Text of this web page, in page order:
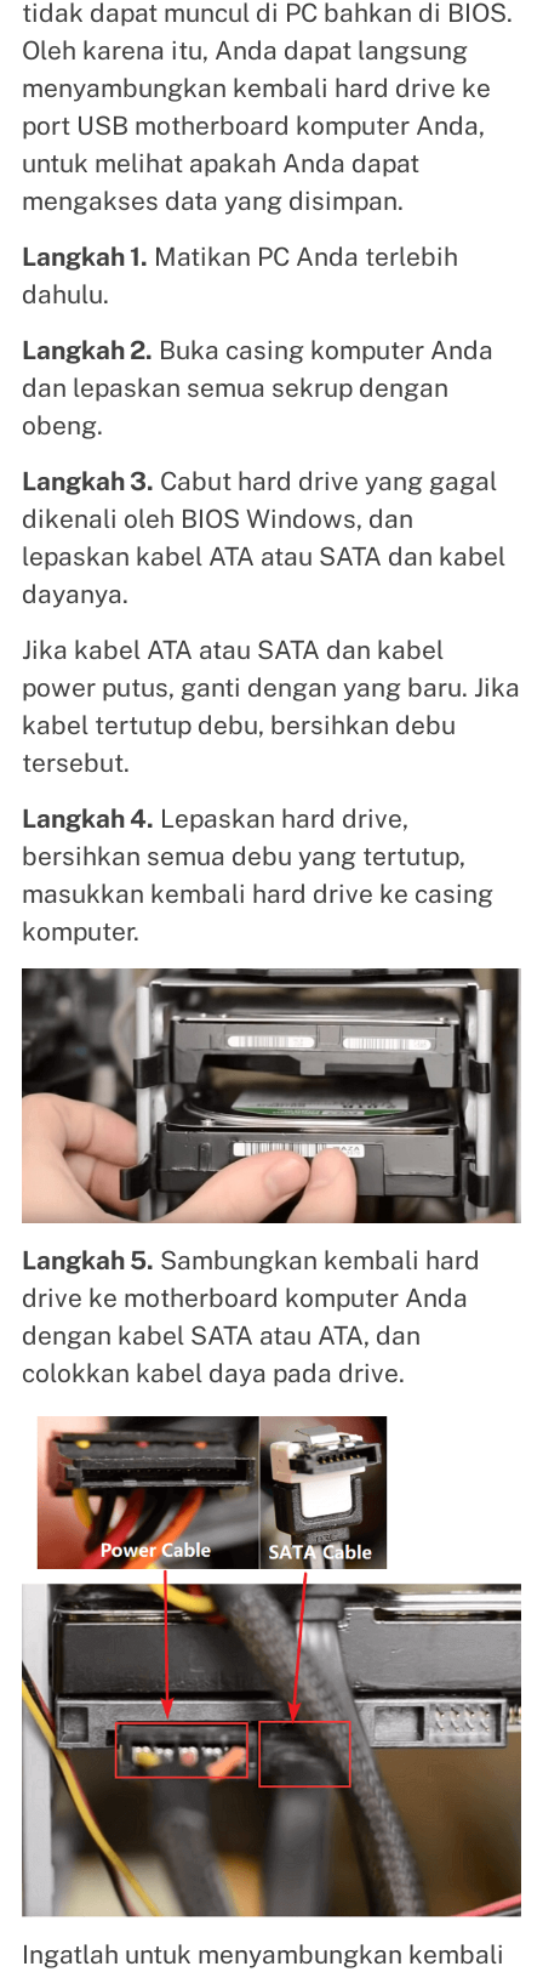
tidak dapat muncul di PC bahkan di BIOS.
Oleh karena itu, Anda dapat langsung
menyambungkan kembali hard drive ke
port USB motherboard komputer Anda,
untuk melihat apakah Anda dapat
mengakses data yang disimpan.
Langkah 1. Matikan PC Anda terlebih
dahulu.
Langkah 2. Buka casing komputer Anda
dan lepaskan semua sekrup dengan
obeng.
Langkah 3. Cabut hard drive yang gagal
dikenali oleh BIOS Windows, dan
lepaskan kabel ATA atau SATA dan kabel
dayanya.
Jika kabel ATA atau SATA dan kabel
power putus, ganti dengan yang baru. Jika
kabel tertutup debu, bersihkan debu
tersebut.
Langkah 4. Lepaskan hard drive,
bersihkan semua debu yang tertutup,
masukkan kembali hard drive ke casing
komputer.
Langkah 5. Sambungkan kembali hard
drive ke motherboard komputer Anda
dengan kabel SATA atau ATA, dan
colokkan kabel daya pada drive.
Ingatlah untuk menyambungkan kembali